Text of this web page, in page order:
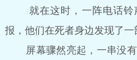
就在这时，一阵电话铃
报，他们在死者身边发现了一
屏幕骤然亮起，一串没有